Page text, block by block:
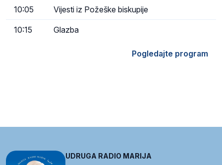
10:05 Vijesti iz Požeške biskupije
10:15 Glazba
Pogledajte program
UDRUGA RADIO MARIJA